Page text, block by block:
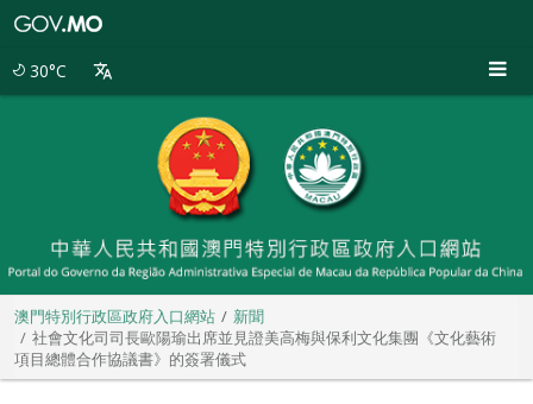
30°C
澳門特別行政區政府入口網站
新聞
社會文化司司長歐陽瑜出席並見證美高梅與保利文化集團《文化藝術
項目總體合作協議書》的簽署儀式